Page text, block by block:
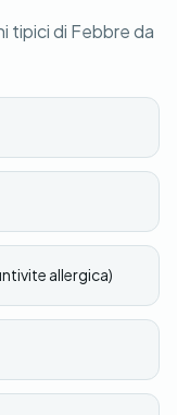
tipici di Febbre da
allergica)